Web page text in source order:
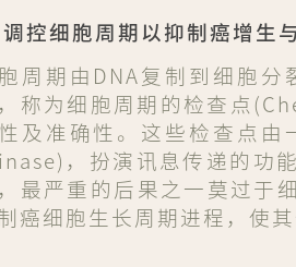
控细胞周期以抑制癌增
周期由DNA复制到细胞
称为细胞周期的检查点
及准确性。这些检查点
，扮演讯息传递的功
最严重的后果之一莫过于
癌细胞生长周期进程，使